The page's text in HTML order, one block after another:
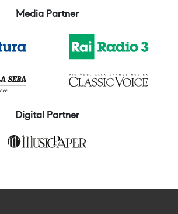
Media Partner
Digital Partner